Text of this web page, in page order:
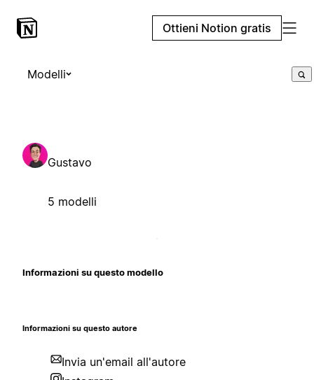
Ottieni Notion gratis
Modelli
Gustavo
5 modelli
Informazioni su questo modello
Informazioni su questo autore
Invia un'email all'autore